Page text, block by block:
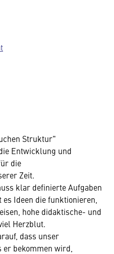
Struktur"
Entwicklung und
die
Zeit.
klar definierte Aufgaben
Ideen die funktionieren,
hohe didaktische- und
Herzblut.
dass unser
bekommen wird,